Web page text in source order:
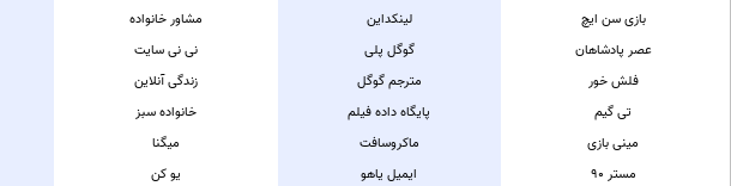
بازی سن ایچ
عصر پادشاهان
فلش خور
تی گیم
مینی بازی
مستر 90
لینکداین
گوگل پلی
مترجم گوگل
پایگاه داده فیلم
ماکروسافت
ایمیل یاهو
مشاور خانواده
نی نی سایت
زندگی آنلاین
خانواده سبز
میگنا
یو کن